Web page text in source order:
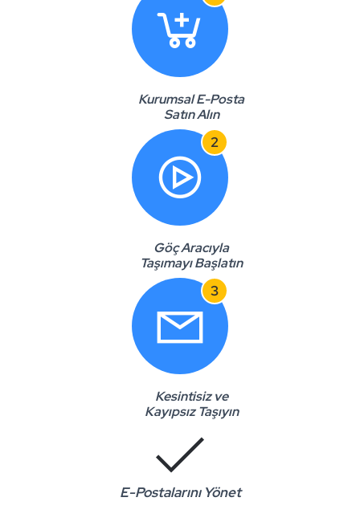
Kurumsal E-Posta
Satın Alın
2
Göç Aracıyla
Taşımayı Başlatın
3
Kesintisiz ve
Kayıpsız Taşıyın
E-Postalarını Yönet